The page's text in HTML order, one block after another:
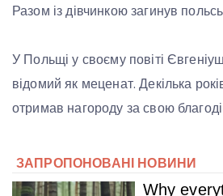
Разом із дівчинкою загинув
У Польщі у своєму повіті
відомий як меценат. Декілька
отримав нагороду за свою